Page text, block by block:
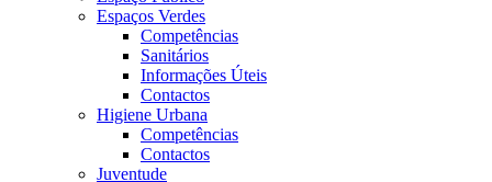
Espaços Verdes
Competências
Sanitários
Informações Úteis
Contactos
Higiene Urbana
Competências
Contactos
Juventude